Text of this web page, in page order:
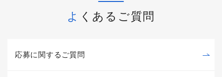
よくあるご質問
応募に関するご質問